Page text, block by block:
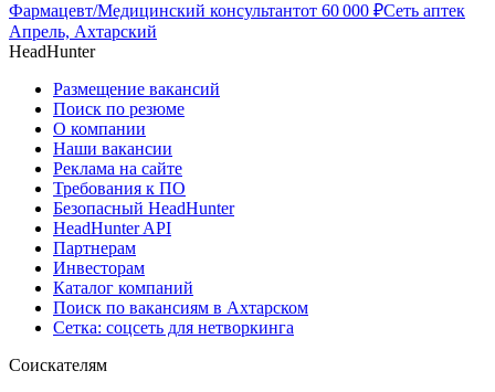
Фармацевт/Медицинский консультантот 60 000 ₽Сеть аптек
Апрель, Ахтарский
HeadHunter
Размещение вакансий
Поиск по резюме
О компании
Наши вакансии
Реклама на сайте
Требования к ПО
Безопасный HeadHunter
HeadHunter API
Партнерам
Инвесторам
Каталог компаний
Поиск по вакансиям в Ахтарском
Сетка: соцсеть для нетворкинга
Соискателям